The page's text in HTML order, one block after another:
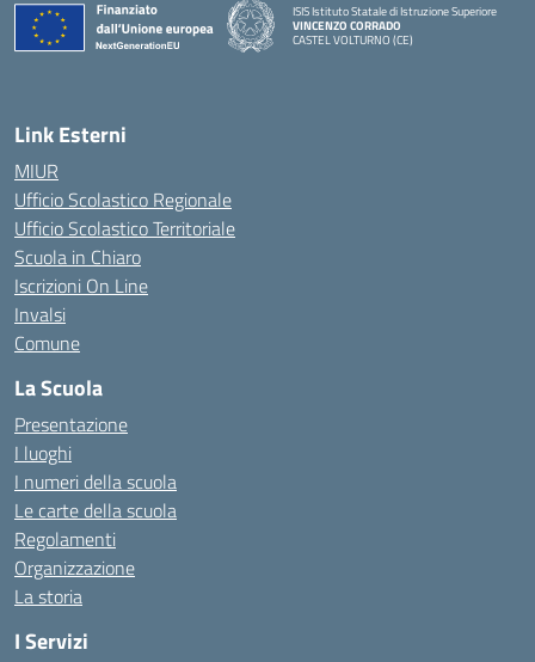
ISIS Istituto Statale di Istruzione Superiore
VINCENZO CORRADO
CASTEL VOLTURNO (CE)
Link Esterni
MIUR
Ufficio Scolastico Regionale
Ufficio Scolastico Territoriale
Scuola in Chiaro
Iscrizioni On Line
Invalsi
Comune
La Scuola
Presentazione
I luoghi
I numeri della scuola
Le carte della scuola
Regolamenti
Organizzazione
La storia
I Servizi